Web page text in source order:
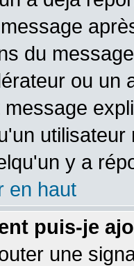
du
ou un
message
y a
en haut
puis-je
une